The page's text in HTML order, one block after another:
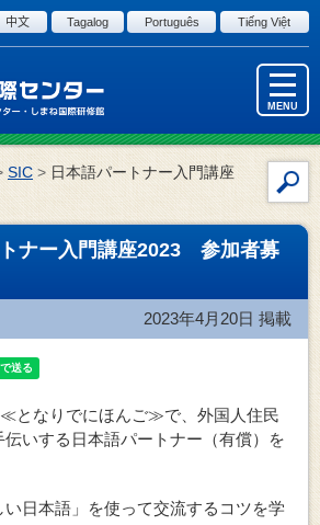
中文 Tagalog Português
Tiếng Việt
MENU
イ
索
SIC >日本語パートナー入門講座
トナー入門講座2023 参加者募
2023年4月20日 掲載
となりでにほんご≫で、外国人住民
いする日本語パートナー（有償）を
日本語」を使って交流するコツを学